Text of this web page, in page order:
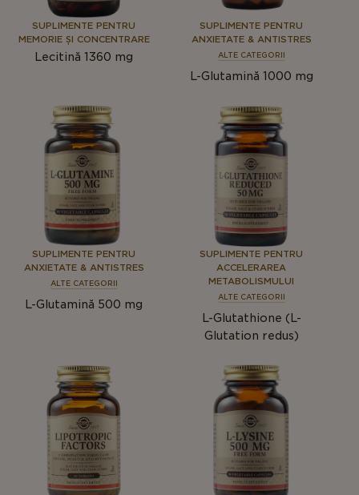
SUPLIMENTE PENTRU
MEMORIE ȘI CONCENTRARE
Lecitină 1360 mg
SUPLIMENTE PENTRU
ANXIETATE & ANTISTRES
ALTE CATEGORII
L-Glutamină 1000 mg
SUPLIMENTE PENTRU
ANXIETATE & ANTISTRES
ALTE CATEGORII
L-Glutamină 500 mg
SUPLIMENTE PENTRU
ACCELERAREA
METABOLISMULUI
ALTE CATEGORII
L-Glutathione (L-
Glutation redus)